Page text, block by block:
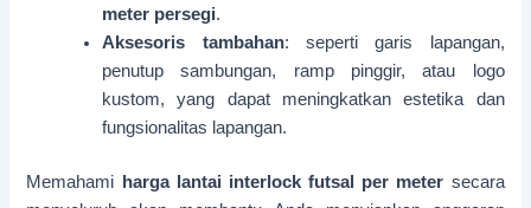
meter persegi.
Aksesoris tambahan: seperti garis lapangan,
penutup sambungan, ramp pinggir, atau logo
kustom, yang dapat meningkatkan estetika dan
fungsionalitas lapangan.
Memahami harga lantai interlock futsal per meter secara